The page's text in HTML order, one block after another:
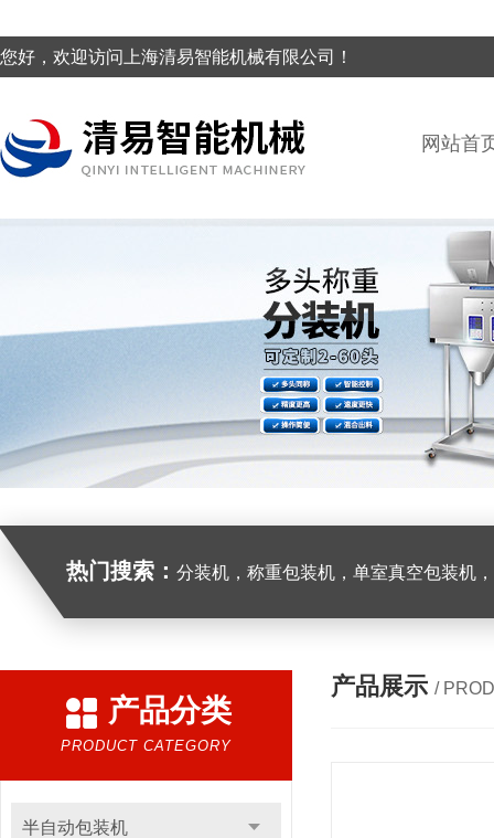
您好，欢迎访问上海清易智能机械有限公司！
网站首
热门搜索： 分装机，称重包装机，单室真空包装机，双室真
产品分类
PRODUCT CATEGORY
半自动包装机
产品展示 /